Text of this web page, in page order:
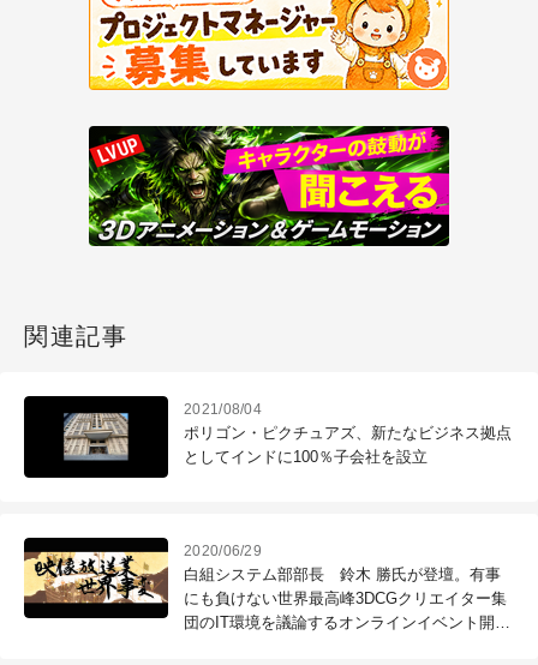
関連記事
2021/08/04
ポリゴン・ピクチュアズ、新たなビジネス拠点
としてインドに100％子会社を設立
2020/06/29
白組システム部部長 鈴木 勝氏が登壇。有事
にも負けない世界最高峰3DCGクリエイター集
団のIT環境を議論するオンラインイベント開催